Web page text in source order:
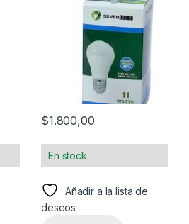
$1.800,00
En stock
Añadir a la lista de
deseos